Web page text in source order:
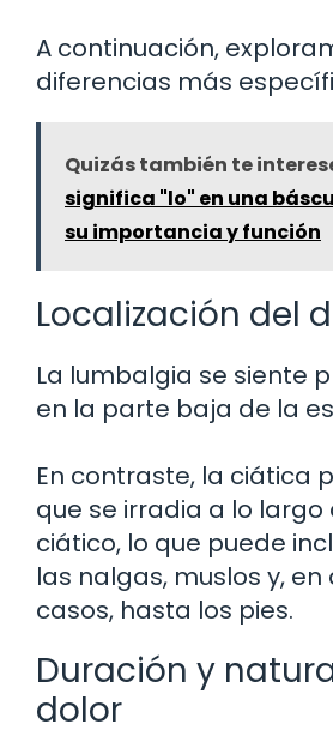
A continuación,
diferencias más
Quizás también te
significa "lo" en una
su importancia y función
Localización del
La lumbalgia se siente
en la parte baja de la
En contraste, la ciática
que se irradia a lo largo
ciático, lo que puede
las nalgas, muslos y, en
casos, hasta los pies.
Duración y
dolor